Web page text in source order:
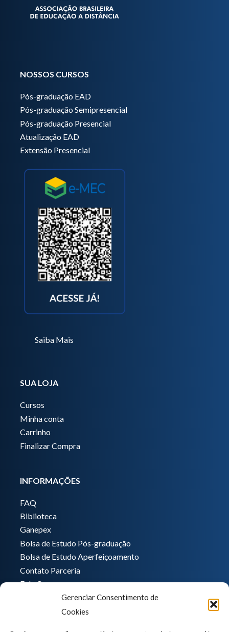
Gerenciar Consentimento de
Cookies
NOSSOS CURSOS
Pós-graduação EAD
Pós-graduação Semipresencial
Pós-graduação Presencial
Atualização EAD
Extensão Presencial
Saiba Mais
SUA LOJA
Cursos
Minha conta
Carrinho
Finalizar Compra
INFORMAÇÕES
FAQ
Biblioteca
Ganepex
Bolsa de Estudo Pós-graduação
Bolsa de Estudo Aperfeiçoamento
Contato Parceria
Fale Conosco